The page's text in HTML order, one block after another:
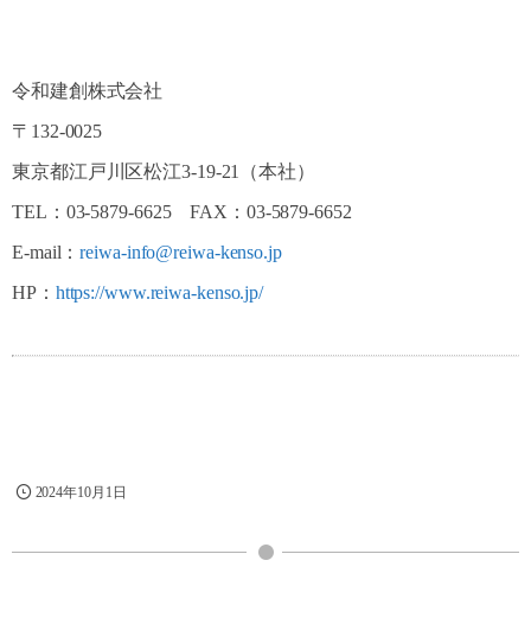
令和建創株式会社
〒132-0025
東京都江戸川区松江3-19-21（本社）
TEL：03-5879-6625 FAX：03-5879-6652
E-mail：reiwa-info@reiwa-kenso.jp
HP： https://www.reiwa-kenso.jp/
2024年10月1日